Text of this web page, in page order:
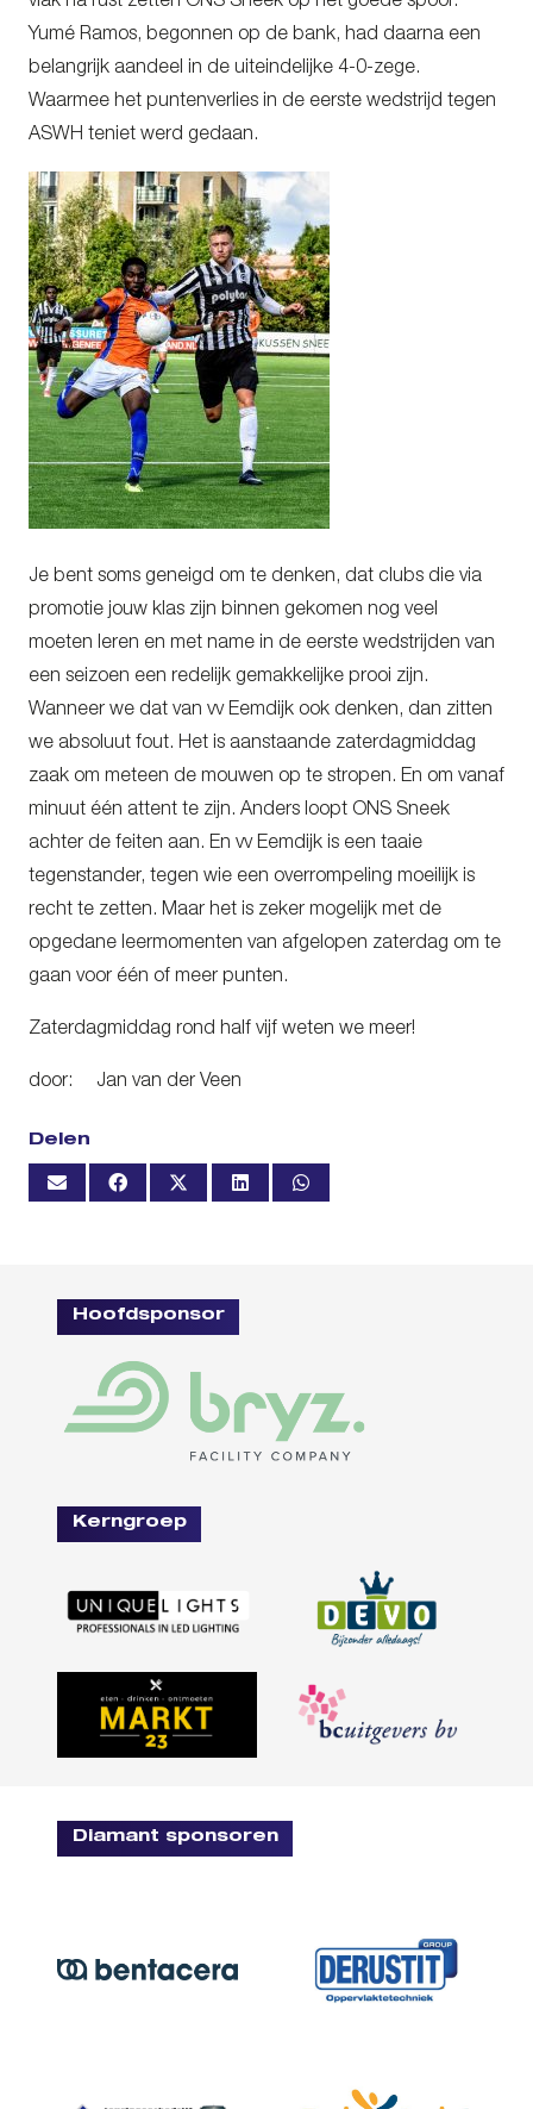
Yumé Ramos, begonnen op de bank, had daarna een
belangrijk aandeel in de uiteindelijke 4-0-zege.
Waarmee het puntenverlies in de eerste wedstrijd tegen
ASWH teniet werd gedaan.
Je bent soms geneigd om te denken, dat clubs die via
promotie jouw klas zijn binnen gekomen nog veel
moeten leren en met name in de eerste wedstrijden van
een seizoen een redelijk gemakkelijke prooi zijn.
Wanneer we dat van vv Eemdijk ook denken, dan zitten
we absoluut fout. Het is aanstaande zaterdagmiddag
zaak om meteen de mouwen op te stropen. En om vanaf
minuut één attent te zijn. Anders loopt ONS Sneek
achter de feiten aan. En vv Eemdijk is een taaie
tegenstander, tegen wie een overrompeling moeilijk is
recht te zetten. Maar het is zeker mogelijk met de
opgedane leermomenten van afgelopen zaterdag om te
gaan voor één of meer punten.
Zaterdagmiddag rond half vijf weten we meer!
door: Jan van der Veen
Delen
Hoofdsponsor
Kerngroep
Diamant sponsoren